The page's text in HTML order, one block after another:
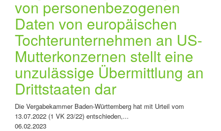
von personenbezogenen
Daten von europäischen
Tochterunternehmen an US-
Mutterkonzernen stellt eine
unzulässige Übermittlung an
Drittstaaten dar
Die Vergabekammer Baden-Württemberg hat mit Urteil vom
13.07.2022 (1 VK 23/22) entschieden,...
06.02.2023